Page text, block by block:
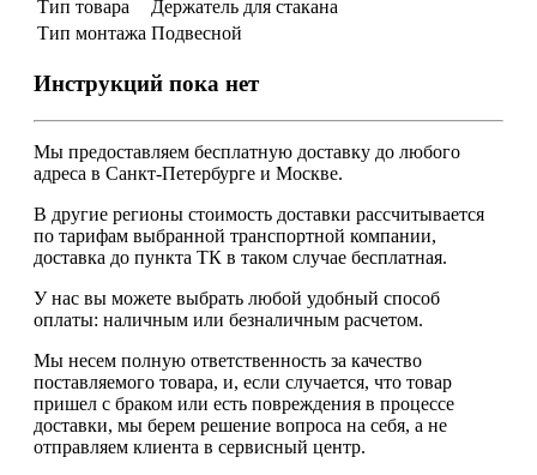
Тип товара
Держатель для стакана
Тип монтажа Подвесной
Инструкций пока нет
Мы предоставляем бесплатную доставку до любого
адреса в Санкт-Петербурге и Москве.
В другие регионы стоимость доставки рассчитывается
по тарифам выбранной транспортной компании,
доставка до пункта ТК в таком случае бесплатная.
У нас вы можете выбрать любой удобный способ
оплаты: наличным или безналичным расчетом.
Мы несем полную ответственность за качество
поставляемого товара, и, если случается, что товар
пришел с браком или есть повреждения в процессе
доставки, мы берем решение вопроса на себя, а не
отправляем клиента в сервисный центр.